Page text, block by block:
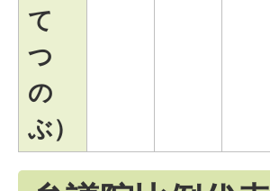
て
つ
の
ぶ）